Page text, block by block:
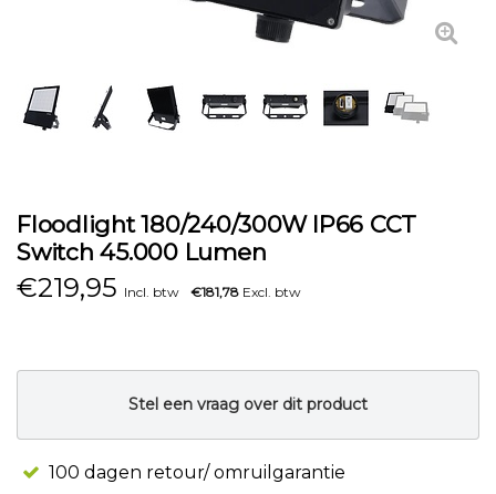
Floodlight 180/240/300W IP66 CCT
Switch 45.000 Lumen
€219,95 Incl. btw €181,78 Excl. btw
Stel een vraag over dit product
100 dagen retour/ omruilgarantie